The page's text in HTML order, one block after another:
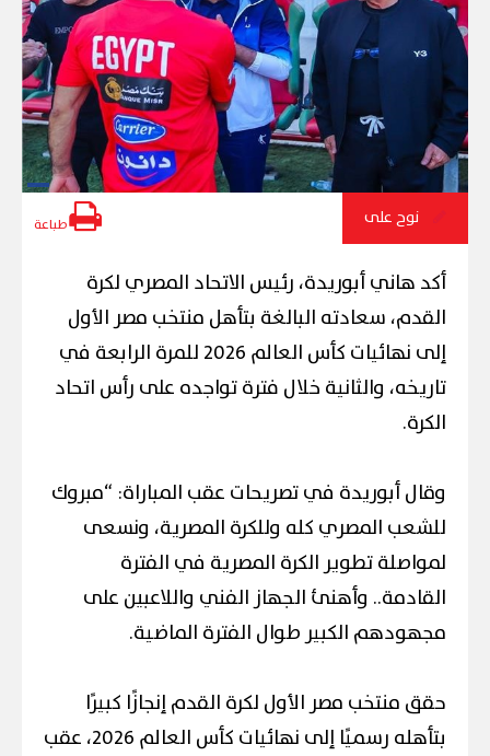
نوح على طباعة
أكد هاني أبوريدة، رئيس الاتحاد المصري لكرة
القدم، سعادته البالغة بتأهل منتخب مصر الأول
إلى نهائيات كأس العالم 2026 للمرة الرابعة في
تاريخه، والثانية خلال فترة تواجده على رأس اتحاد
الكرة.
وقال أبوريدة في تصريحات عقب المباراة: “مبروك
للشعب المصري كله وللكرة المصرية، ونسعى
لمواصلة تطوير الكرة المصرية في الفترة
القادمة.. وأهنئ الجهاز الفني واللاعبين على
مجهودهم الكبير طوال الفترة الماضية.
حقق منتخب مصر الأول لكرة القدم إنجازًا كبيرًا
بتأهله رسميًا إلى نهائيات كأس العالم 2026، عقب